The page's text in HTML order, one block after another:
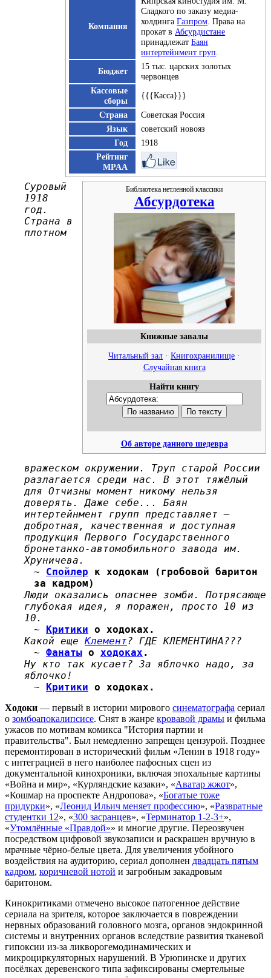
Компания
Сладкого по заказу медиа-
холдингаГазпром . Права на
прокат в Абсурдистане
принадлежатБаян
интертейнмент груп
Бюджет
15 тыс. царских золотых
червонцев
Кассовые
сборы
{{{Касса}}}
Страна
Советская Россия
Язык
советский новояз
Год
1918
Рейтинг
MPAA
Библиотека нетленной классики
Абсурдотека
Книжные завалы
Читальный зал · Книгохранилище ·
Случайная книга
Найти книгу
Об авторе данного шедевра
Суровый
1918
год.
Страна в
плотном
вражеском окружении. Труп старой России
разлагается среди нас. В этот тяжёлый
для Отчизны момент никому нельзя
доверять. Даже себе... Баян
интертейнмент групп представляет —
добротная, качественная и доступная
продукция Первого Государственного
бронетанко-автомобильного завода им.
Хруничева.
~ Спойлер к ходокам (гробовой баритон
за кадром)
Люди оказались опаснее зомби. Потрясающе
глубокая идея, я поражен, просто 10 из
10.
~ Критики о ходоках.
Какой еще Клемент? ГДЕ КЛЕМЕНТИНА???
~ Фанаты о ходоках .
Ну кто так кусает? За яблочко надо, за
яблочко!
~ Критики о ходоках.
Ходоки — первый в истории мирового синематографа сериал
о зомбоапокалипсисе. Снят в жанре кровавой драмы и фильма
ужасов по мотивам комикса "История партии и
правительства". Был немедленно запрещен цензурой. Позднее
перемонтирован в исторический фильм «Ленин в 1918 году»
с интеграцией в него наиболее пафосных сцен из
документальной кинохроники, включая эпохальные картины
«Война и мир», «Курляндские казаки», «Аватар жжот»,
«Кошмар на проспекте Андропова», «Богатые тоже
придурки», «Леонид Ильич меняет профессию», «Развратные
студентки 12», «300 засранцев», «Терминатор 1-2-3+»,
«Утомлённые «Правдой»» и многие другие. Переозвучен
посредством цифровой звукозаписи и раскрашен вручную в
мрачные чёрно-белые цвета. Для увеличения убойного
воздействия на аудиторию, сериал дополнен двадцать пятым
кадром, коричневой нотой и загробным закадровым
баритоном.
Кинокритиками отмечено высокое патогенное действие
сериала на зрителя, которое заключается в повреждении
нервных образований головного мозга, органов эндокринной
системы и внутренних органов вследствие развития тканевой
гипоксии из-за ликворогемодинамических и
микроциркуляторных нарушений. В Урюпинске и других
посёлках деревенского типа зафиксированы смертельные